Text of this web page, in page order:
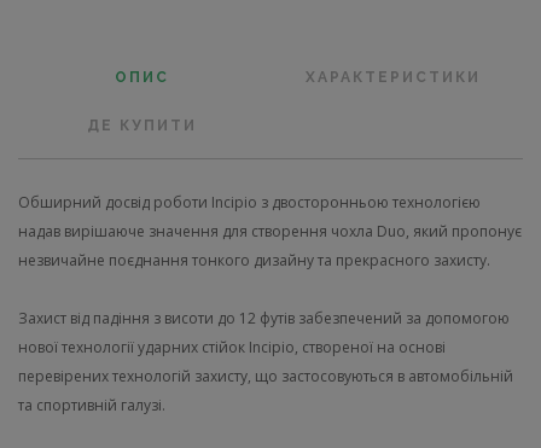
ОПИС ХАРАКТЕРИСТИКИ
ДЕ КУПИТИ
Обширний досвід роботи Incipio з двосторонньою технологією
надав вирішаюче значення для створення чохла Duo, який пропонує
незвичайне поєднання тонкого дизайну та прекрасного захисту.
Захист від падіння з висоти до 12 футів забезпечений за допомогою
нової технології ударних стійок Incipio, створеної на основі
перевірених технологій захисту, що застосовуються в автомобільній
та спортивній галузі.